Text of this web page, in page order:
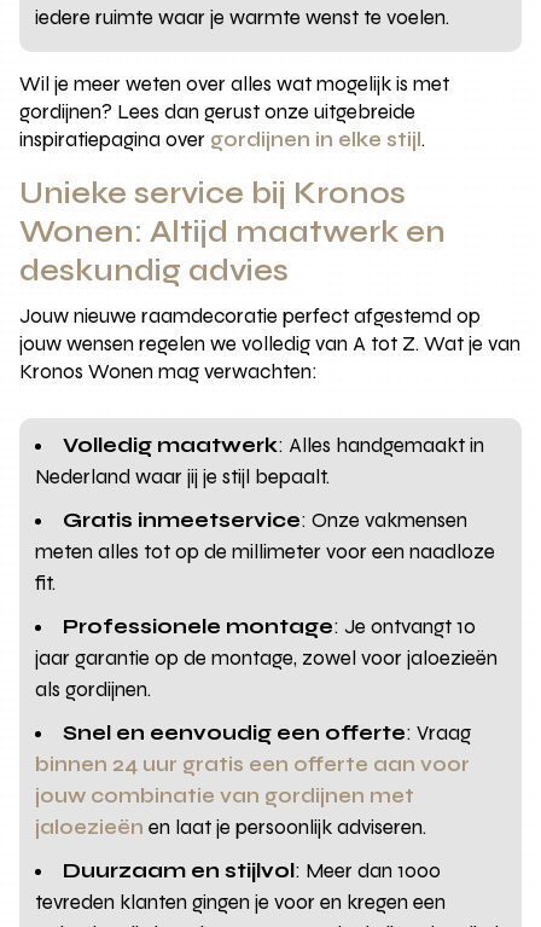
iedere ruimte waar je warmte wenst te voelen.
Wil je meer weten over alles wat mogelijk is met
gordijnen? Lees dan gerust onze uitgebreide
inspiratiepagina over gordijnen in elke stijl.
Unieke service bij Kronos
Wonen: Altijd maatwerk en
deskundig advies
Jouw nieuwe raamdecoratie perfect afgestemd op
jouw wensen regelen we volledig van A tot Z. Wat je van
Kronos Wonen mag verwachten:
Volledig maatwerk: Alles handgemaakt in
Nederland waar jij je stijl bepaalt.
Gratis inmeetservice: Onze vakmensen
meten alles tot op de millimeter voor een naadloze
fit.
Professionele montage: Je ontvangt 10
jaar garantie op de montage, zowel voor jaloezieën
als gordijnen.
Snel en eenvoudig een offerte: Vraag
binnen 24 uur gratis een offerte aan voor
jouw combinatie van gordijnen met
jaloezieën en laat je persoonlijk adviseren.
Duurzaam en stijlvol: Meer dan 1000
tevreden klanten gingen je voor en kregen een